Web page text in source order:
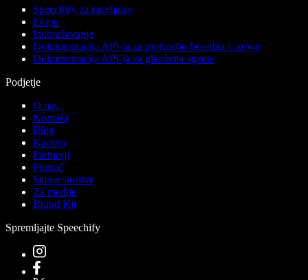
Speechify za razvijalce
Ekipe
Izobraževanje
Dokumentacija API-ja za pretvorbo besedila v govor
Dokumentacija API-ja za glasovne agente
Podjetje
O nas
Kontakt
Blog
Kariera
Partnerji
Pomoč
Stanje storitve
Za medije
Brand Kit
Spremljajte Speechify